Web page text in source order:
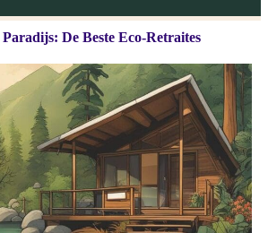
De Beste Eco-Retraites